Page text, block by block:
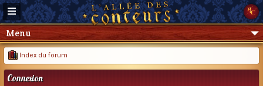
Menu
Index du forum
Connexion